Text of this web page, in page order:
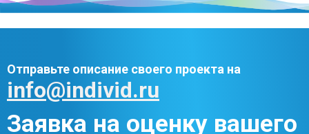
Отправьте описание своего проекта на
info@individ.ru
Заявка на оценку вашего